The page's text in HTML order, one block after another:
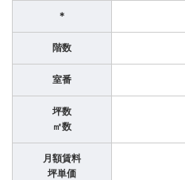
＊
階数
室番
坪数
㎡数
月額賃料
坪単価